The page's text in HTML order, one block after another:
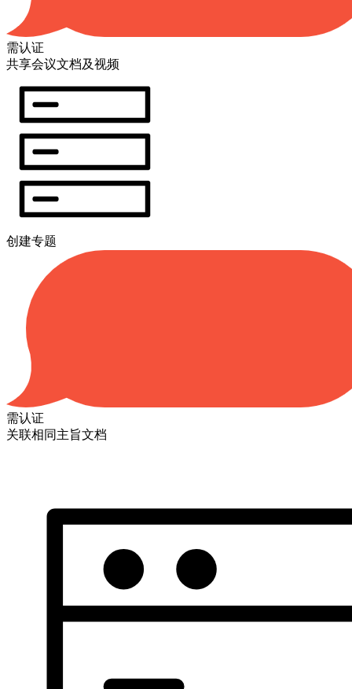
需认证
共享会议文档及视频
创建专题
需认证
关联相同主旨文档